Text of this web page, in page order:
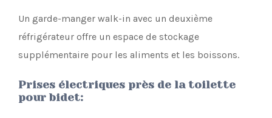
Un garde-manger walk-in avec un deuxième
réfrigérateur offre un espace de stockage
supplémentaire pour les aliments et les boissons.
Prises électriques près de la toilette
pour bidet: